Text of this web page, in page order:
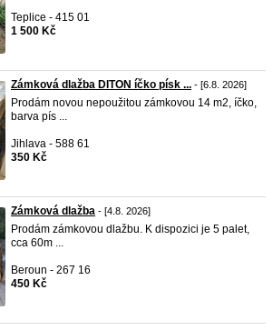
Teplice - 415 01
1 500 Kč
Zámková dlažba DITON íčko písk ... - [6.8. 2026]
Prodám novou nepoužitou zámkovou 14 m2, íčko,
barva pís ...
Jihlava - 588 61
350 Kč
Zámková dlažba - [4.8. 2026]
Prodám zámkovou dlažbu. K dispozici je 5 palet,
cca 60m ...
Beroun - 267 16
450 Kč